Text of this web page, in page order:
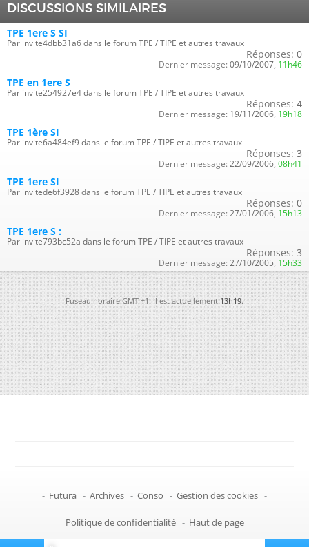
DISCUSSIONS SIMILAIRES
TPE 1ere S SI
Par invite4dbb31a6 dans le forum TPE / TIPE et autres travaux
Réponses: 0
Dernier message: 09/10/2007, 11h46
TPE en 1ere S
Par invite254927e4 dans le forum TPE / TIPE et autres travaux
Réponses: 4
Dernier message: 19/11/2006, 19h18
TPE 1ère SI
Par invite6a484ef9 dans le forum TPE / TIPE et autres travaux
Réponses: 3
Dernier message: 22/09/2006, 08h41
TPE 1ere SI
Par invitede6f3928 dans le forum TPE / TIPE et autres travaux
Réponses: 0
Dernier message: 27/01/2006, 15h13
TPE 1ere S :
Par invite793bc52a dans le forum TPE / TIPE et autres travaux
Réponses: 3
Dernier message: 27/10/2005, 15h33
Fuseau horaire GMT +1. Il est actuellement13h19.
- Futura - Archives - Conso - Gestion des cookies -
Politique de confidentialité - Haut de page